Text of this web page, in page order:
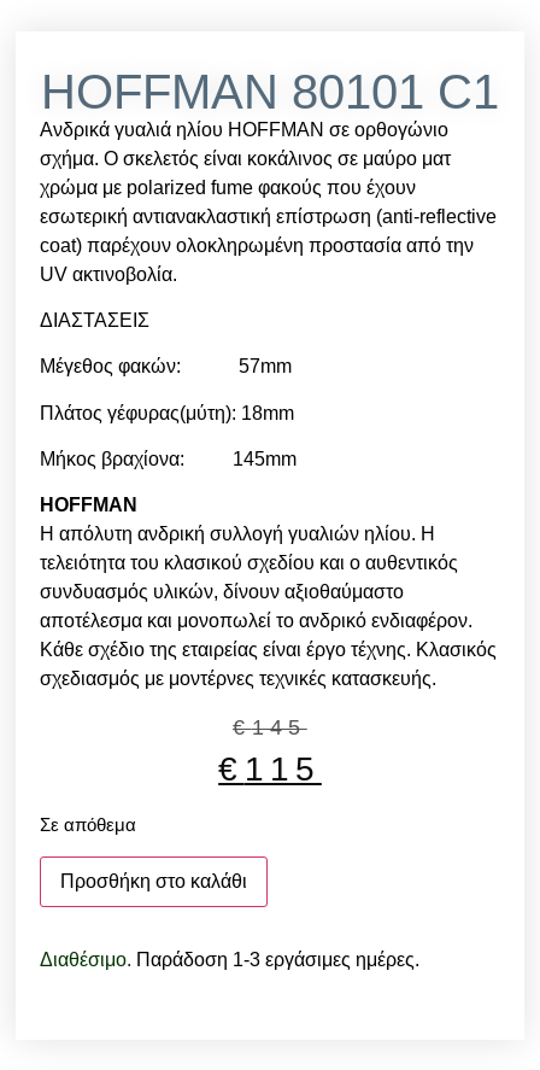
HOFFMAN 80101 C1
Ανδρικά γυαλιά ηλίου HOFFMAN σε ορθογώνιο
σχήμα. Ο σκελετός είναι κοκάλινος σε μαύρο ματ
χρώμα με polarized fume φακούς που έχουν
εσωτερική αντιανακλαστική επίστρωση (anti-reflective
coat) παρέχουν ολοκληρωμένη προστασία από την
UV ακτινοβολία.
ΔΙΑΣΤΑΣΕΙΣ
Μέγεθος φακών: 57mm
Πλάτος γέφυρας(μύτη): 18mm
Μήκος βραχίονα: 145mm
HOFFMAN
Η απόλυτη ανδρική συλλογή γυαλιών ηλίου. Η
τελειότητα του κλασικού σχεδίου και ο αυθεντικός
συνδυασμός υλικών, δίνουν αξιοθαύμαστο
αποτέλεσμα και μονοπωλεί το ανδρικό ενδιαφέρον.
Κάθε σχέδιο της εταιρείας είναι έργο τέχνης. Κλασικός
σχεδιασμός με μοντέρνες τεχνικές κατασκευής.
€145
€ 115
Σε απόθεμα
Προσθήκη στο καλάθι
Διαθέσιμο. Παράδοση 1-3 εργάσιμες ημέρες.